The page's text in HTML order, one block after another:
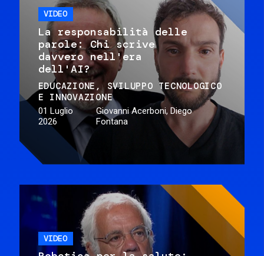
VIDEO
La responsabilità delle
parole: Chi scrive
davvero nell'era
dell'AI?
EDUCAZIONE
SVILUPPO TECNOLOGICO
E INNOVAZIONE
01 Luglio
2026
Giovanni Acerboni, Diego
Fontana
VIDEO